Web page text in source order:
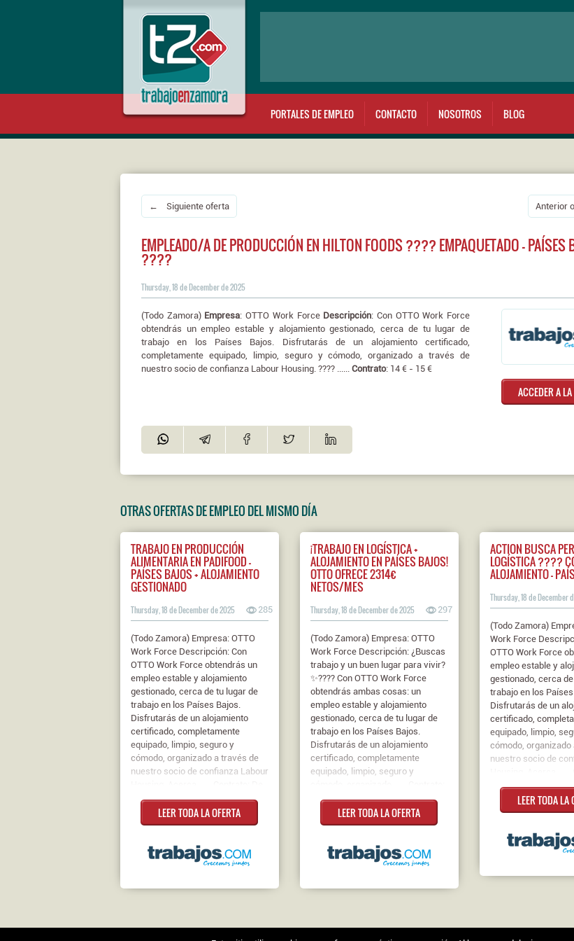
PORTALES DE EMPLEO CONTACTO NOSOTROS BLOG
← Siguiente oferta
EMPLEADO/A DE PRODUCCIÓN EN HILTON FOODS ???? EMPAQUETADO – PAÍSES
????
Thursday, 18 de December de 2025
(Todo Zamora) Empresa: OTTO Work Force Descripción: Con OTTO Work Force
obtendrás un empleo estable y alojamiento gestionado, cerca de tu lugar de
trabajo en los Países Bajos. Disfrutarás de un alojamiento certificado,
completamente equipado, limpio, seguro y cómodo, organizado a través de
nuestro socio de confianza Labour Housing. ???? ...... Contrato: 14 € - 15 €
ACCEDER A
OTRAS OFERTAS DE EMPLEO DEL MISMO DÍA
TRABAJO EN PRODUCCIÓN
ALIMENTARIA EN PADIFOOD –
PAÍSES BAJOS + ALOJAMIENTO
GESTIONADO
Thursday, 18 de December de 2025 285
(Todo Zamora) Empresa: OTTO
Work Force Descripción: Con
OTTO Work Force obtendrás un
empleo estable y alojamiento
gestionado, cerca de tu lugar de
trabajo en los Países Bajos.
Disfrutarás de un alojamiento
certificado, completamente
equipado, limpio, seguro y
cómodo, organizado a través de
nuestro socio de confianza Labour
duracion determinada
LEER TODA LA OFERTA
¡TRABAJO EN LOGÍSTICA +
ALOJAMIENTO EN PAÍSES BAJOS!
OTTO OFRECE 2314€
NETOS/MES
Thursday, 18 de December de 2025 297
(Todo Zamora) Empresa: OTTO
Work Force Descripción: ¿Buscas
trabajo y un buen lugar para vivir?
✨???? Con OTTO Work Force
obtendrás ambas cosas: un
empleo estable y alojamiento
gestionado, cerca de tu lugar de
trabajo en los Países Bajos.
Disfrutarás de un alojamiento
certificado, completamente
equipado, limpio, seguro y
2.890 € - 3.080 €
LEER TODA LA OFERTA
ACTION BUSCA
LOGÍSTICA ????
ALOJAMIENTO –
Thursday, 18 de December
(Todo Zamora)
Work Force
OTTO Work Force
empleo estable y
gestionado, cerca
trabajo en los
Disfrutarás de un
certificado,
equipado, limpio,
cómodo, organizado
nuestro socio de
- 15 €
LEER TODA LA